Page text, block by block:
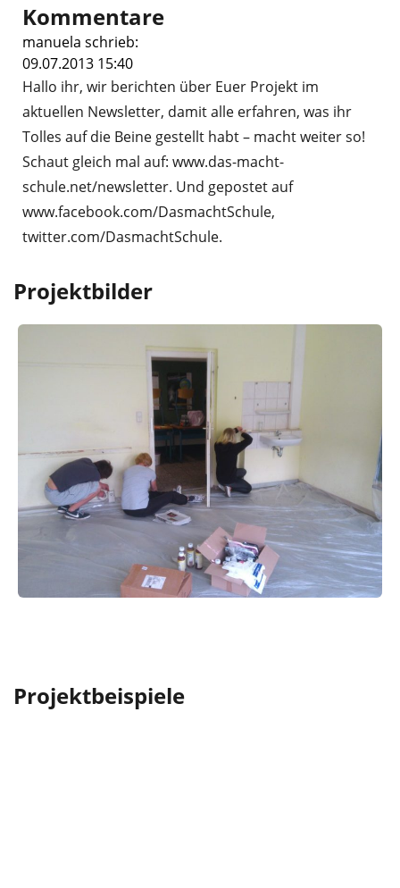
Kommentare
manuela schrieb:
09.07.2013 15:40
Hallo ihr, wir berichten über Euer Projekt im
aktuellen Newsletter, damit alle erfahren, was ihr
Tolles auf die Beine gestellt habt – macht weiter so!
Schaut gleich mal auf: www.das-macht-
schule.net/newsletter. Und gepostet auf
www.facebook.com/DasmachtSchule,
twitter.com/DasmachtSchule.
Projektbilder
Projektbeispiele